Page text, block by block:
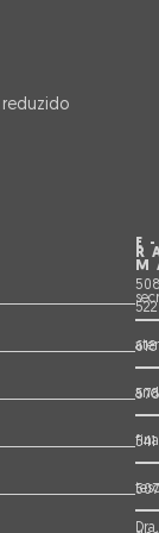
522
618
578
541
507
Dra.